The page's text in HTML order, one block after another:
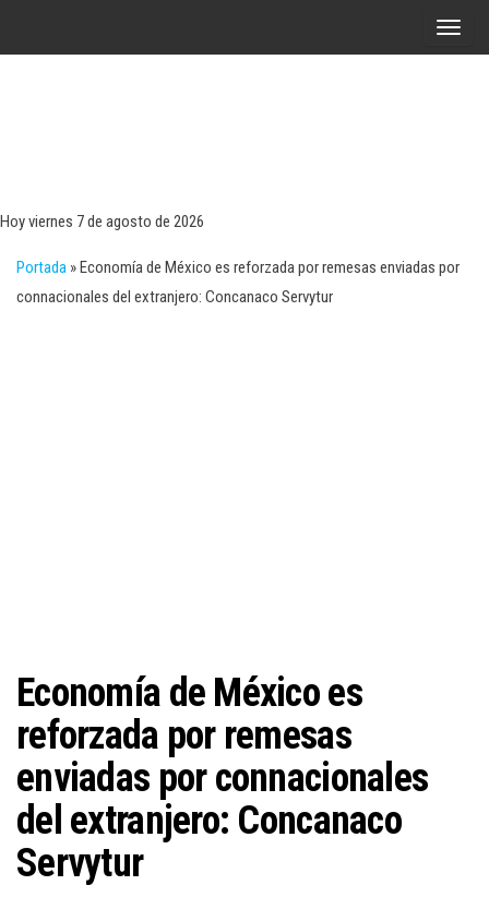
A
l
Hoy viernes 7 de agosto de 2026
Portada »Economía de México es reforzada por remesas enviadas por
connacionales del extranjero: Concanaco Servytur
Economía de México es
reforzada por remesas
enviadas por connacionales
del extranjero: Concanaco
Servytur